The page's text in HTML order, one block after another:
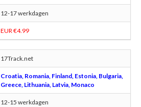
12-17 werkdagen
EUR €4.99
17Track.net
Croatia, Romania, Finland, Estonia, Bulgaria,
Greece, Lithuania, Latvia, Monaco
12-15 werkdagen